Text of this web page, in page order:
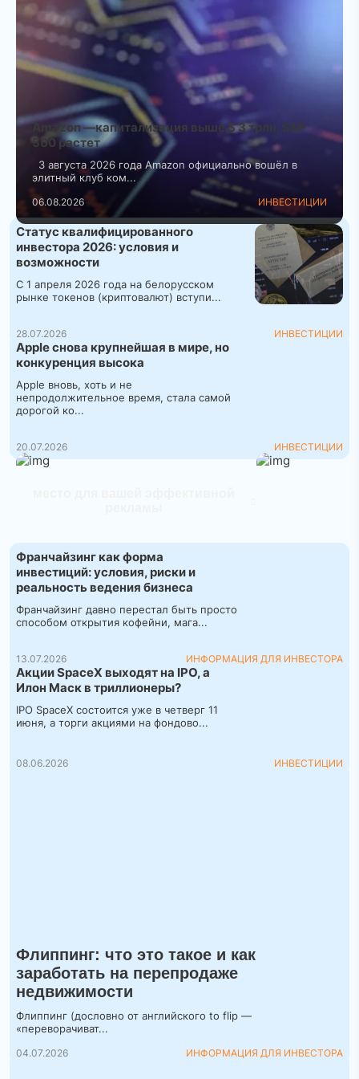
Amazon —капитализация выше $ 3 трлн, S&P
500 растет
3 августа 2026 года Amazon официально вошёл в
элитный клуб ком...
06.08.2026 ИНВЕСТИЦИИ
Статус квалифицированного
инвестора 2026: условия и
возможности
С 1 апреля 2026 года на белорусском
рынке токенов (криптовалют) вступи...
28.07.2026 ИНВЕСТИЦИИ
Apple снова крупнейшая в мире, но
конкуренция высока
Apple вновь, хоть и не
непродолжительное время, стала самой
дорогой ко...
20.07.2026 ИНВЕСТИЦИИ
Франчайзинг как форма
инвестиций: условия, риски и
реальность ведения бизнеса
Франчайзинг давно перестал быть просто
способом открытия кофейни, мага...
13.07.2026 ИНФОРМАЦИЯ ДЛЯ ИНВЕСТОРА
Флиппинг: что это такое и как
заработать на перепродаже
недвижимости
Флиппинг (дословно от английского to flip —
«переворачиват...
04.07.2026 ИНФОРМАЦИЯ ДЛЯ ИНВЕСТОРА
Акции SpaceX выходят на IPO, а
Илон Маск в триллионеры?
IPO SpaceX состоится уже в четверг 11
июня, а торги акциями на фондово...
08.06.2026 ИНВЕСТИЦИИ